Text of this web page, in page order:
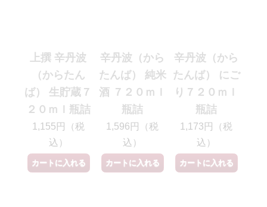
上撰 辛丹波
（からたん
ば） 生貯蔵７
２０ｍｌ瓶詰
1,155円（税
込）
辛丹波（から
たんば） 純米
酒 ７２０ｍｌ
瓶詰
1,596円（税
込）
辛丹波（から
たんば） にご
り７２０ｍｌ
瓶詰
1,173円（税
込）